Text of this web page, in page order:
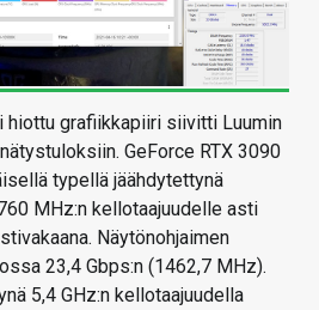
hiottu grafiikkapiiri siivitti Luumin
GeForce RTX 3090
typellä jäähdytettynä
MHz:n kellotaajuudelle asti
Näytönohjaimen
23,4 Gbps:n (1462,7 MHz).
5,4 GHz:n kellotaajuudella